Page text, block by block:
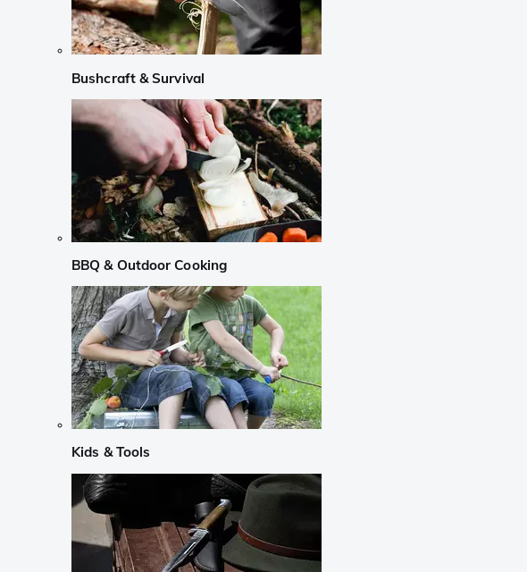
Bushcraft & Survival
BBQ & Outdoor Cooking
Kids & Tools